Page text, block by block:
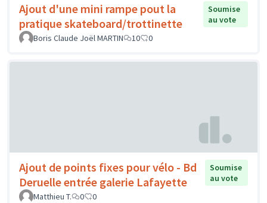
Ajout d'une mini rampe pout la
pratique skateboard/trottinette
Soumise
au vote
Boris Claude Joël MARTIN
10 0
Ajout de points fixes pour vélo - Bd
Deruelle entrée galerie Lafayette
Soumise
au vote
Matthieu T.
0 0